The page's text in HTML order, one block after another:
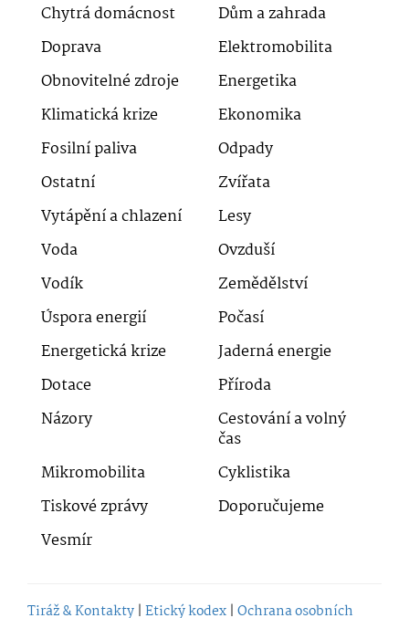
Chytrá domácnost
Dům a zahrada
Doprava
Elektromobilita
Obnovitelné zdroje
Energetika
Klimatická krize
Ekonomika
Fosilní paliva
Odpady
Ostatní
Zvířata
Vytápění a chlazení
Lesy
Voda
Ovzduší
Vodík
Zemědělství
Úspora energií
Počasí
Energetická krize
Jaderná energie
Dotace
Příroda
Názory
Cestování a volný
čas
Mikromobilita
Cyklistika
Tiskové zprávy
Doporučujeme
Vesmír
Tiráž & Kontakty | Etický kodex | Ochrana osobních